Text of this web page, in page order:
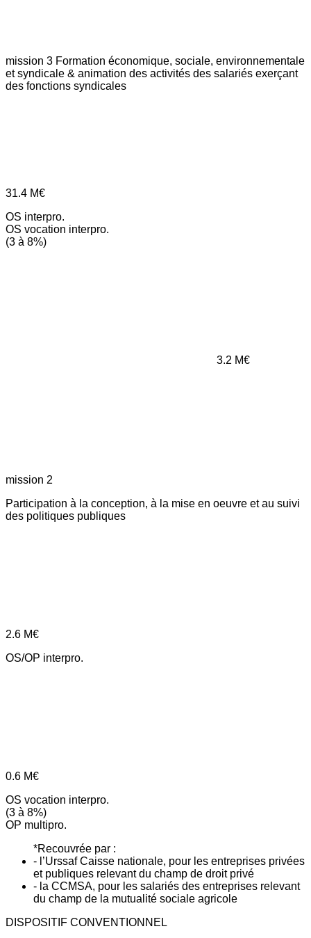
mission 3 Formation économique, sociale, environnementale
et syndicale & animation des activités des salariés exerçant
des fonctions syndicales
31.4 M€
OS interpro.
OS vocation interpro.
(3 à 8%)
3.2 M€
mission 2
Participation à la conception, à la mise en oeuvre et au suivi
des politiques publiques
2.6 M€
OS/OP interpro.
0.6 M€
OS vocation interpro.
(3 à 8%)
OP multipro.
*Recouvrée par :
- l’Urssaf Caisse nationale, pour les entreprises privées
et publiques relevant du champ de droit privé
- la CCMSA, pour les salariés des entreprises relevant
du champ de la mutualité sociale agricole
DISPOSITIF CONVENTIONNEL